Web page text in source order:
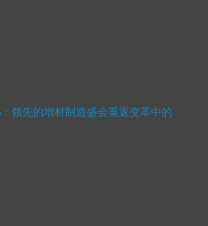
领先的增材制造盛会重返变革中的